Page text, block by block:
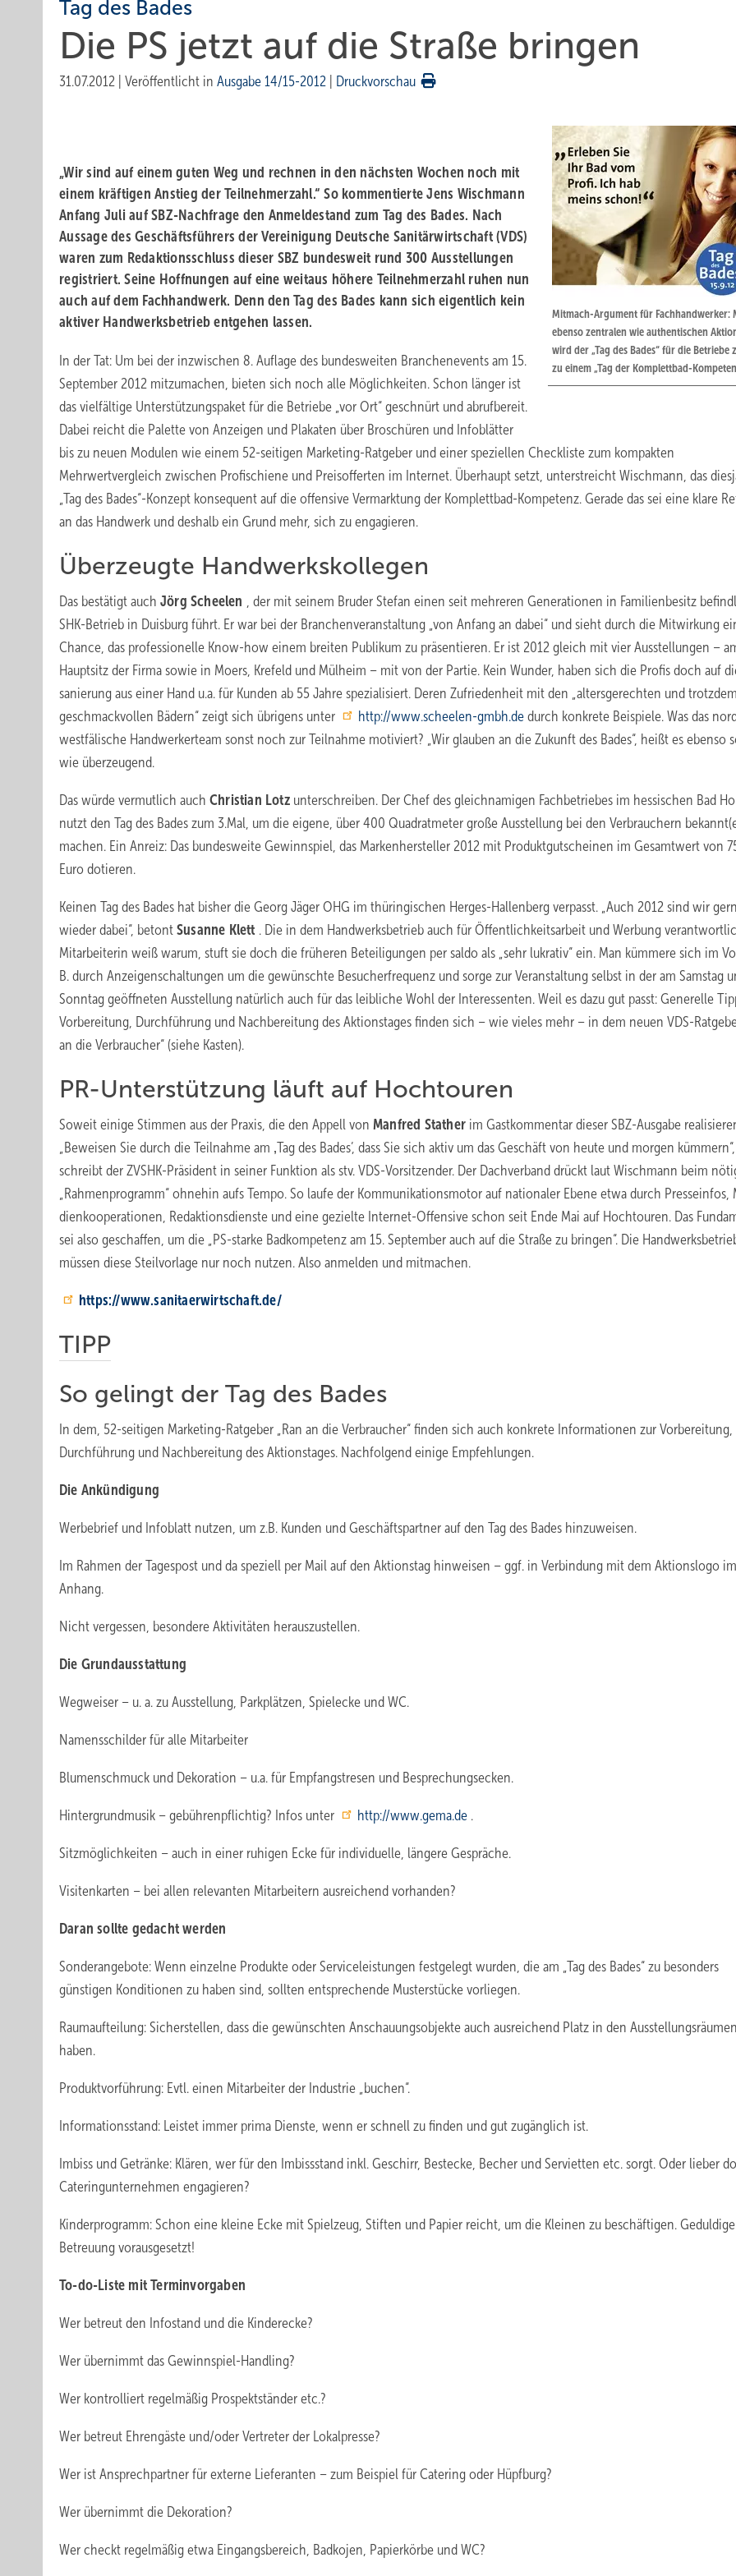
Tag des Bades
Die PS jetzt auf die Straße bringen
31.07.2012 Veröffentlicht in Ausgabe 14/15-2012 Druckvorschau
Mitmach-Argument für Fachhandwerker:
ebenso zentralen wie authentischen
wird der „Tag des Bades“ für die Betriebe
zu einem „Tag der Komplettbad-
„Wir sind auf einem guten Weg und rechnen in den nächsten Wochen noch mit
einem kräftigen Anstieg der Teilnehmerzahl.“ So kommentierte Jens Wischmann
Anfang Juli auf SBZ-Nachfrage den Anmeldestand zum Tag des Bades. Nach
Aussage des Geschäftsführers der Vereinigung Deutsche Sanitärwirtschaft (VDS)
waren zum Redaktionsschluss dieser SBZ bundesweit rund 300 Ausstellungen
registriert. Seine Hoffnungen auf eine weitaus höhere Teilnehmerzahl ruhen nun
auch auf dem Fachhandwerk. Denn den Tag des Bades kann sich eigentlich kein
aktiver Handwerksbetrieb entgehen lassen.
In der Tat: Um bei der inzwischen 8. Auflage des bundesweiten Branchenevents am 15.
September 2012 mitzumachen, bieten sich noch alle Möglichkeiten. Schon länger ist
das vielfältige Unterstützungspaket für die Betriebe „vor Ort“ geschnürt und abrufbereit.
Dabei reicht die Palette von Anzeigen und Plakaten über Broschüren und Infoblätter
bis zu neuen Modulen wie einem 52-seitigen Marketing-Ratgeber und einer speziellen Checkliste zum kompakten
Mehrwertvergleich zwischen Profi­schiene und Preisofferten im Internet. Überhaupt setzt, unterstreicht Wischmann, das
„Tag des Bades“-Konzept konsequent auf die offensive Vermarktung der Komplettbad-Kompetenz. Gerade das sei eine klare
an das Handwerk und deshalb ein Grund mehr, sich zu engagieren.
Überzeugte Handwerkskollegen
Das bestätigt auch Jörg Scheelen , der mit seinem Bruder Stefan einen seit mehreren Generationen in Familienbesitz
SHK-Betrieb in Duisburg führt. Er war bei der Branchenveranstaltung „von Anfang an dabei“ und sieht durch die Mitwirkung
Chance, das professionelle Know-how einem breiten Publikum zu präsentieren. Er ist 2012 gleich mit vier Ausstellungen –
Hauptsitz der Firma sowie in Moers, Krefeld und Mülheim – mit von der Partie. Kein Wunder, haben sich die Profis doch auf
sanierung aus einer Hand u.a. für Kunden ab 55 Jahre spezialisiert. Deren Zufriedenheit mit den „altersgerechten und
geschmackvollen Bädern“ zeigt sich übrigens unter
http://www.scheelen-gmbh.de durch konkrete Beispiele. Was das
westfälische Handwerkerteam sonst noch zur Teilnahme motiviert? „Wir glauben an die Zukunft des Bades“, heißt es ebenso
wie überzeugend.
Das würde vermutlich auch Christian Lotz unterschreiben. Der Chef des gleichnamigen Fachbetriebes im hessischen Bad
nutzt den Tag des Bades zum 3.Mal, um die eigene, über 400 Quadratmeter große Ausstellung bei den Verbrauchern
machen. Ein Anreiz: Das bundesweite Gewinnspiel, das Markenhersteller 2012 mit Produktgutscheinen im Gesamtwert von
Euro dotieren.
Keinen Tag des Bades hat bisher die Georg Jäger OHG im thüringischen Herges-Hallenberg verpasst. „Auch 2012 sind wir
wieder dabei“, betont Susanne Klett . Die in dem Handwerksbetrieb auch für Öffentlichkeitsarbeit und Werbung
Mitarbeiterin weiß warum, stuft sie doch die früheren Beteiligungen per saldo als „sehr lukrativ“ ein. Man kümmere sich im
B. durch Anzeigenschaltungen um die gewünschte Besucherfrequenz und sorge zur Veranstaltung selbst in der am Samstag
Sonntag geöffneten Ausstellung natürlich auch für das leibliche Wohl der Interessenten. Weil es dazu gut passt: Generelle
Vorbereitung, Durchführung und Nachbereitung des Aktionstages finden sich – wie vieles mehr – in dem neuen VDS-
an die Verbraucher“ (siehe Kasten).
PR-Unterstützung läuft auf Hochtouren
Soweit einige Stimmen aus der Praxis, die den Appell von Manfred Stather im Gastkommentar dieser SBZ-Ausgabe
„Beweisen Sie durch die Teilnahme am ‚Tag des Bades’, dass Sie sich aktiv um das Geschäft von heute und morgen kümmern“,
schreibt der ZVSHK-Präsident in seiner Funktion als stv. VDS-Vorsitzender. Der Dachverband drückt laut Wischmann beim
„Rahmenprogramm“ ohnehin aufs Tempo. So laufe der Kommunikationsmotor auf na­tionaler Ebene etwa durch
dienkooperationen, Redaktionsdienste und eine gezielte Internet-Offensive schon seit ­Ende Mai auf Hochtouren. Das
sei also geschaffen, um die „PS-starke Badkompetenz am 15. September auch auf die Straße zu bringen“. Die
müssen diese Steilvorlage nur noch nutzen. Also anmelden und mitmachen.
https://www.sanitaerwirtschaft.de/
TIPP
So gelingt der Tag des Bades
In dem, 52-seitigen Marketing-Ratgeber „Ran an die Verbraucher“ finden sich auch konkrete Informationen zur Vorbereitung,
Durchführung und Nachbereitung des Aktionstages. Nachfolgend einige Empfehlungen.
Die Ankündigung
Werbebrief und Infoblatt nutzen, um z.B. Kunden und Geschäftspartner auf den Tag des Bades hinzuweisen.
Im Rahmen der Tagespost und da speziell per Mail auf den Aktionstag hinweisen – ggf. in Verbindung mit dem Aktionslogo im
Anhang.
Nicht vergessen, besondere Aktivitäten herauszustellen.
Die Grundausstattung
Wegweiser – u. a. zu Ausstellung, Parkplätzen, Spielecke und WC.
Namensschilder für alle Mitarbeiter
Blumenschmuck und Dekoration – u.a. für Empfangstresen und Besprechungsecken.
Hintergrundmusik – gebührenpflichtig? Infos unter http://www.gema.de .
Sitzmöglichkeiten – auch in einer ruhigen Ecke für individuelle, längere Gespräche.
Visitenkarten – bei allen relevanten Mitarbeitern ausreichend vorhanden?
Daran sollte gedacht werden
Sonderangebote: Wenn einzelne Produkte oder Serviceleistungen festgelegt wurden, die am „Tag des Bades“ zu besonders
günstigen Konditionen zu haben sind, sollten entsprechende Musterstücke vorliegen.
Raumaufteilung: Sicherstellen, dass die gewünschten Anschauungsobjekte auch ausreichend Platz in den
haben.
Produktvorführung: Evtl. einen Mitarbeiter der Industrie „buchen“.
Informationsstand: Leistet immer prima Dienste, wenn er schnell zu finden und gut zugänglich ist.
Imbiss und Getränke: Klären, wer für den Imbissstand inkl. Geschirr, Bestecke, Becher und Servietten etc. sorgt. Oder lieber
Cateringunternehmen engagieren?
Kinderprogramm: Schon eine kleine Ecke mit Spielzeug, Stiften und Papier reicht, um die Kleinen zu beschäftigen. Geduldige
Betreuung vorausgesetzt!
To-do-Liste mit Terminvorgaben
Wer betreut den Infostand und die Kinderecke?
Wer übernimmt das Gewinnspiel-Handling?
Wer kontrolliert regelmäßig Prospektständer etc.?
Wer betreut Ehrengäste und/oder Vertreter der Lokalpresse?
Wer ist Ansprechpartner für externe Lieferanten – zum Beispiel für Catering oder Hüpfburg?
Wer übernimmt die Dekoration?
Wer checkt regelmäßig etwa Eingangsbereich, Badkojen, Papierkörbe und WC?